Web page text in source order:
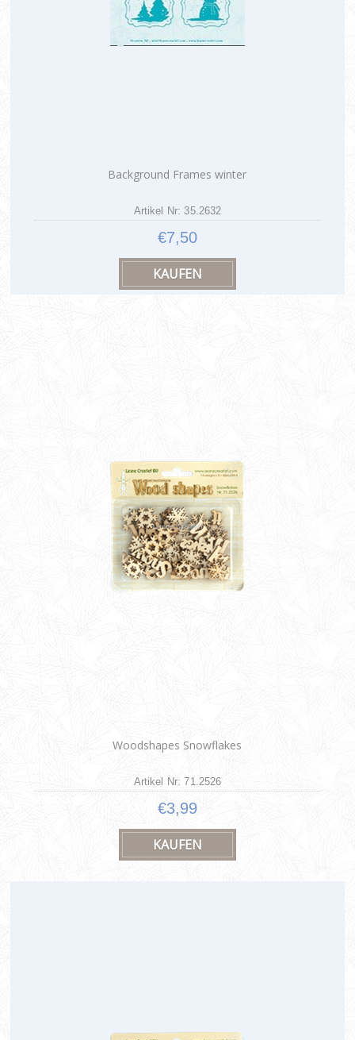
Background Frames winter
Artikel Nr: 35.2632
€7,50
Woodshapes Snowflakes
Artikel Nr: 71.2526
€3,99